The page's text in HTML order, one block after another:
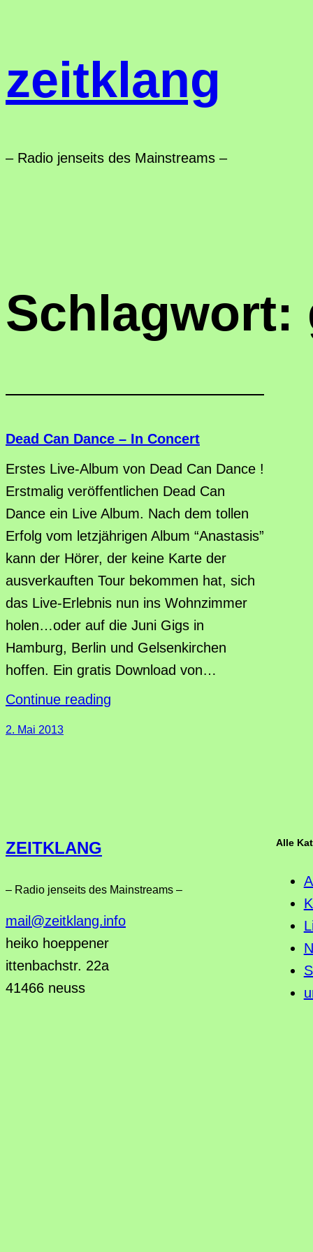
zeitklang
– Radio jenseits des Mainstreams –
Schlagwort:
Dead Can Dance – In Concert
Erstes Live-Album von Dead Can Dance !
Erstmalig veröffentlichen Dead Can
Dance ein Live Album. Nach dem tollen
Erfolg vom letzjährigen Album “Anastasis”
kann der Hörer, der keine Karte der
ausverkauften Tour bekommen hat, sich
das Live-Erlebnis nun ins Wohnzimmer
holen…oder auf die Juni Gigs in
Hamburg, Berlin und Gelsenkirchen
hoffen. Ein gratis Download von…
Continue reading
2. Mai 2013
ZEITKLANG
– Radio jenseits des Mainstreams –
mail@zeitklang.info
heiko hoeppener
ittenbachstr. 22a
41466 neuss
Alle